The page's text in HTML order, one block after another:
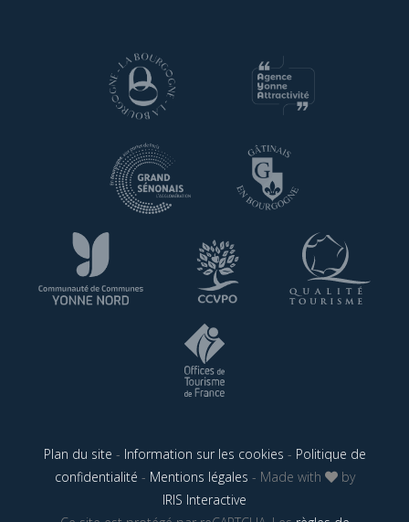
Plan du site - Information sur les cookies - Politique de
confidentialité - Mentions légales - Made with
by
IRIS Interactive